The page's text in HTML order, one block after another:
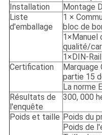
Installation
Montage
Liste
d'emballage
1 ×
bloc de
qualité/
1×DIN-
Certification
Marquage
partie 15
La norme
Résultats de
l'enquête
300, 000
Poids et taille Poids du
Poids de